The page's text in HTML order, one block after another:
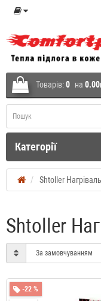
Товарів:0 на
Категорії
Shtoller
Shtoller
-22 %